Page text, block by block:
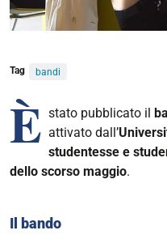
Tag bandi
È stato pubblicato il
attivato dall’
studentesse e
dello scorso maggio.
Il bando